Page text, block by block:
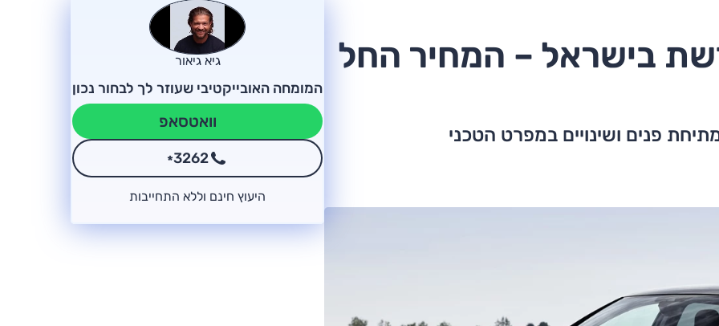
בישראל – המחיר החל
פנים ושינויים במפרט הטכני
גיא גיאור
המומחה האובייקטיבי שעוזר לך לבחור נכון
וואטסאפ
*3262
היעוץ חינם וללא התחייבות